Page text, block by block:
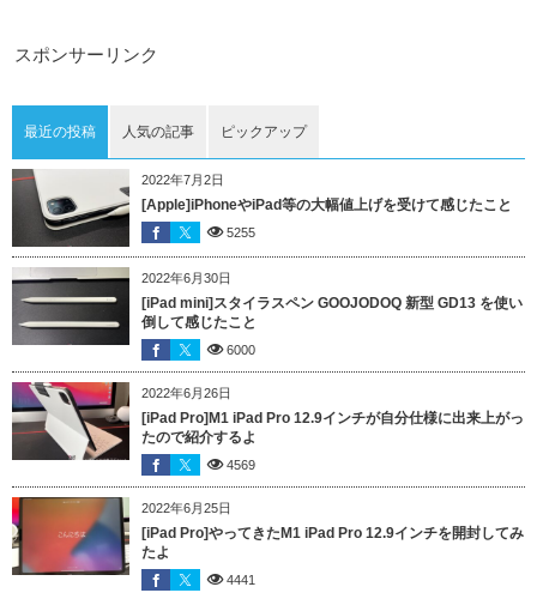
スポンサーリンク
最近の投稿 人気の記事 ピックアップ
2022年7月2日
[Apple]iPhoneやiPad等の大幅値上げを受けて感じたこと
5255
2022年6月30日
[iPad mini]スタイラスペン GOOJODOQ 新型 GD13 を使い
倒して感じたこと
6000
2022年6月26日
[iPad Pro]M1 iPad Pro 12.9インチが自分仕様に出来上がっ
たので紹介するよ
4569
2022年6月25日
[iPad Pro]やってきたM1 iPad Pro 12.9インチを開封してみ
たよ
4441